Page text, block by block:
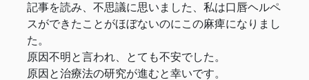
記事を読み、不思議に思いました、私は口唇ヘルペ
スができたことがほぼないのにこの麻痺になりまし
た。
原因不明と言われ、とても不安でした。
原因と治療法の研究が進むと幸いです。